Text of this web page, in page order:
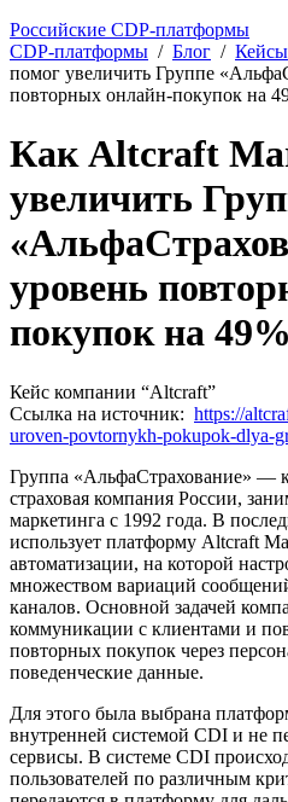
Российские CDP-платформы
CDP-платформы / Блог / Кейсы
помог увеличить Группе
повторных онлайн-покупок на
Как Altcraft
увеличить
уровень
покупок на 49%
Кейс компании “Altcraft”
Ссылка на источник: https://
uroven-povtornykh-pokupok-dlya-
Группа «АльфаСтрахование» —
страховая компания России,
маркетинга с 1992 года. В
использует платформу Altcraft
автоматизации, на которой
множеством вариаций
каналов. Основной задачей
коммуникации с клиентами и
повторных покупок через
поведенческие данные.
Для этого была выбрана
внутренней системой CDI и не
сервисы. В системе CDI
пользователей по различным